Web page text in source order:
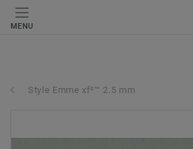
MENU
Style Emme xf²™ 2.5 mm